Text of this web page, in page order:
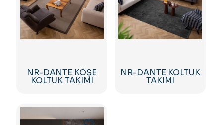
NR-DANTE KÖŞE
KOLTUK TAKIMI
NR-DANTE KOLTUK
TAKIMI